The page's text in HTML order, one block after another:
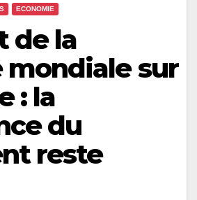
ECONOMIE
de la
mondiale sur
: la
du
reste